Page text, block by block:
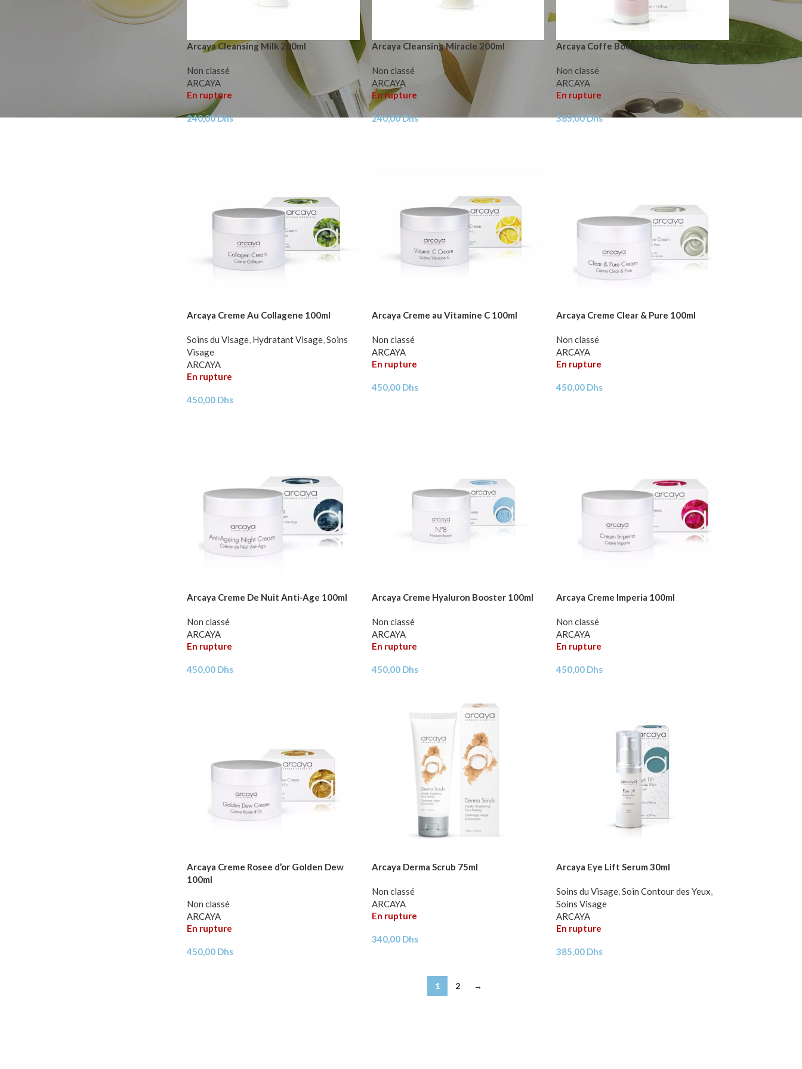
Arcaya Cleansing Milk 200ml
Non classé
ARCAYA
En rupture
240,00Dhs
Arcaya Cleansing Miracle 200ml
Non classé
ARCAYA
En rupture
240,00Dhs
Arcaya Coffe Booster Serum 30ml
Non classé
ARCAYA
En rupture
385,00Dhs
Arcaya Creme Au Collagene 100ml
Soins du Visage, Hydratant Visage,Soins
Visage
ARCAYA
En rupture
450,00 Dhs
Arcaya Creme au Vitamine C 100ml
Non classé
ARCAYA
En rupture
450,00 Dhs
Arcaya Creme Clear & Pure 100ml
Non classé
ARCAYA
En rupture
450,00 Dhs
Arcaya Creme De Nuit Anti-Age 100ml
Non classé
ARCAYA
En rupture
450,00 Dhs
Arcaya Creme Hyaluron Booster 100ml
Non classé
ARCAYA
En rupture
450,00 Dhs
Arcaya Creme Imperia 100ml
Non classé
ARCAYA
En rupture
450,00 Dhs
Arcaya Creme Rosee d’or Golden Dew
100ml
Non classé
ARCAYA
En rupture
450,00 Dhs
Arcaya Derma Scrub 75ml
Non classé
ARCAYA
En rupture
340,00 Dhs
Arcaya Eye Lift Serum 30ml
Soins du Visage Soin Contour des Yeux
Soins Visage
ARCAYA
En rupture
385,00 Dhs
1 2 →